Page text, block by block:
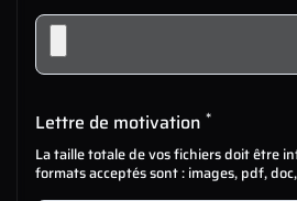
Lettre de motivation *
La taille totale de vos fichiers doit être
formats acceptés sont : images, pdf,